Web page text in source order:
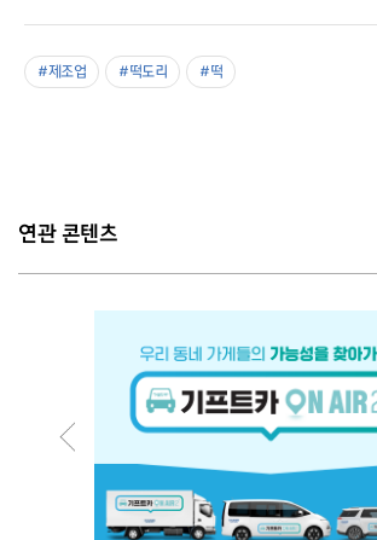
#제조업 #떡도리 #떡
연관 콘텐츠